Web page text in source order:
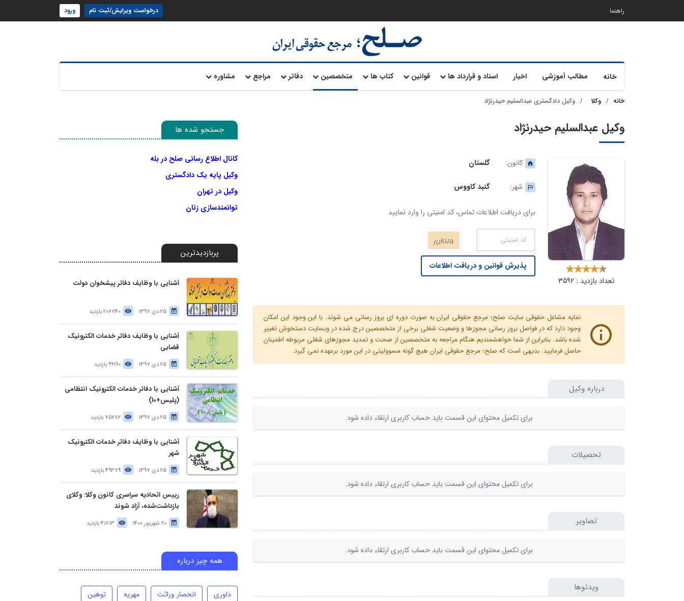
راهنما درخواست ویرایش/ثبت نام ورود
خانه مطالب آموزشی اخبار اسناد و قرارداد ها قوانین کتاب ها متخصصین دفاتر مراجع مشاوره
خانه وکلا وکیل دادگستری عبدالسلیم حیدرنژاد
وکیل عبدالسلیم حیدرنژاد
تعداد بازدید : 3592
کانون: گلستان
شهر: گنبد کاووس
برای دریافت اطلاعات تماس، کد امنیتی را وارد نمایید
پذیرش قوانین و دریافت اطلاعات
نمایه مشاغل حقوقی سایت صلح؛ مرجع حقوقی ایران به صورت دوره ای بروز رسانی می شوند. با این وجود این امکان
وجود دارد که در فواصل بروز رسانی مجوزها و وضعیت شغلی برخی از متخصصین درج شده در وبسایت دستخوش تغییر
شده باشد. بنابراین از شما خواهشمندیم هنگام مراجعه به متخصصین از صحت و تمدید مجوزهای شغلی مربوطه اطمینان
حاصل فرمایید. بدیهی است که صلح؛ مرجع حقوقی ایران هیچ گونه مسوولیتی در این مورد برعهده نمی گیرد.
درباره وکیل
برای تکمیل محتوای این قسمت باید حساب کاربری ارتقاء داده شود.
تحصیلات
برای تکمیل محتوای این قسمت باید حساب کاربری ارتقاء داده شود.
تصاویر
برای تکمیل محتوای این قسمت باید حساب کاربری ارتقاء داده شود.
ویدئوها
جستجو شده ها
کانال اطلاع رسانی صلح در بله
وکیل پایه یک دادگستری
وکیل در تهران
توانمندسازی زنان
پربازدیدترین
آشنایی با وظایف دفاتر پیشخوان دولت
25 دی 1397 206740 بازدید
آشنایی با وظایف دفاتر خدمات الکترونیک
قضایی
25 دی 1397 99190 بازدید
آشنایی با دفاتر خدمات الکترونیک انتظامی
(پلیس+10)
25 دی 1397 75282 بازدید
آشنایی با وظایف دفاتر خدمات الکترونیک
شهر
25 دی 1397 49379 بازدید
رییس اتحادیه سراسری کانون وکلا: وکلای
بازداشت‌شده، آزاد شوند
20 شهریور 1400 41613 بازدید
همه چیز درباره
داوری انحصار وراثت مهریه
توهین